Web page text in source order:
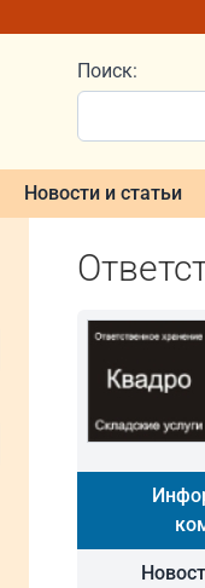
Поиск:
Новости и статьи